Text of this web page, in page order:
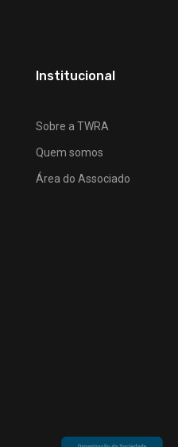
Institucional
Sobre a TWRA
Quem somos
Área do Associado